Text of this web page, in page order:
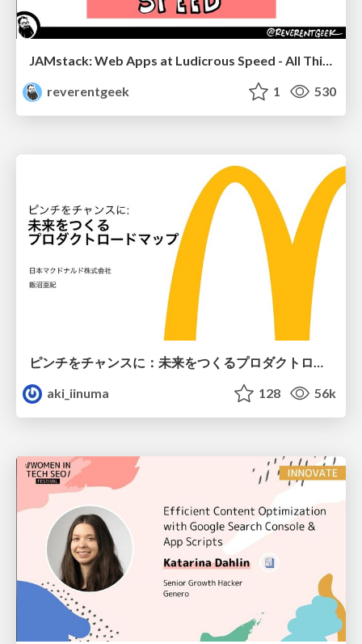
JAMstack: Web Apps at Ludicrous Speed - All Things Open 2022
reverentgeek
1 530
ピンチをチャンスに：未来をつくるプロダクトロードマップ #pmconf2020
aki_iinuma
128 56k